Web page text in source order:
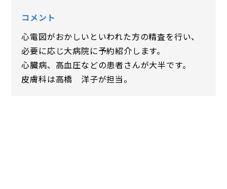
コメント
心電図がおかしいといわれた方の精査を行い、
必要に応じ大病院に予約紹介します。
心臓病、高血圧などの患者さんが大半です。
皮膚科は高橋 洋子が担当。